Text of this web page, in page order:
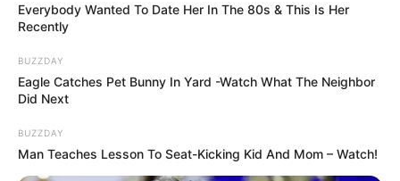
Everybody Wanted To Date Her In The 80s & This Is Her
Recently
BUZZDAY
Eagle Catches Pet Bunny In Yard -Watch What The Neighbor
Did Next
BUZZDAY
Man Teaches Lesson To Seat-Kicking Kid And Mom – Watch!